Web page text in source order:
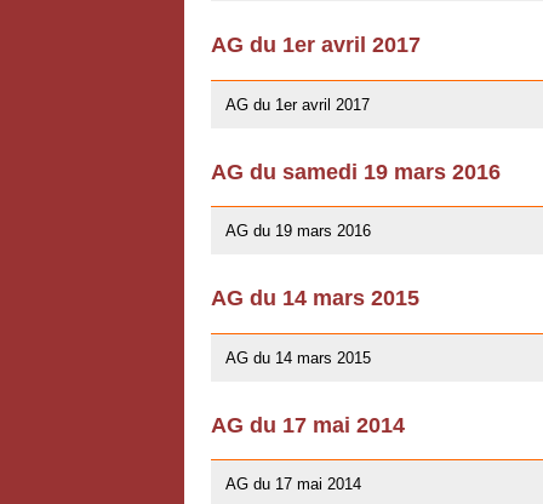
AG du 1er avril 2017
AG du 1er avril 2017
AG du samedi 19 mars 2016
AG du 19 mars 2016
AG du 14 mars 2015
AG du 14 mars 2015
AG du 17 mai 2014
AG du 17 mai 2014